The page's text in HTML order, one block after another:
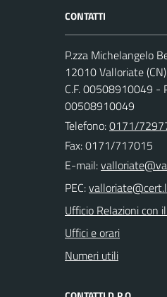
CONTATTI
P.zza Michelangelo
12010 Valloriate (CN)
C.F. 00508910049 -
00508910049
Telefono:0171/
Fax: 0171/717015
E-mail:
PEC:
Ufficio Relazioni con
Uffici e orari
Numeri utili